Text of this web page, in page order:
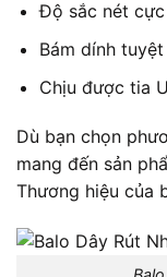
Độ sắc nét
Bám dính
Chịu được tia
Dù bạn chọn
mang đến sản
Thương hiệu của